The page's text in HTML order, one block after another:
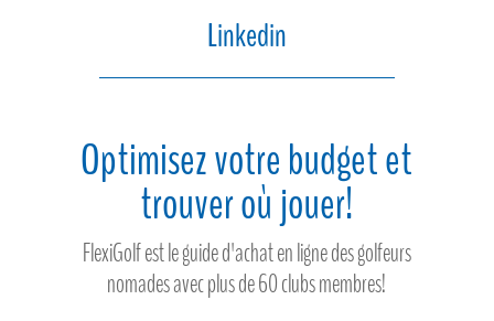
Linkedin
Optimisez votre budget et
trouver où jouer!
FlexiGolf est le guide d'achat en ligne des golfeurs
nomades avec plus de 60 clubs membres!